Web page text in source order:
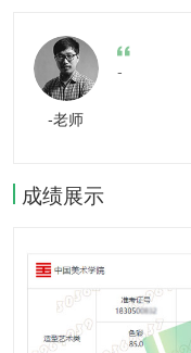
-老师
-
成绩展示